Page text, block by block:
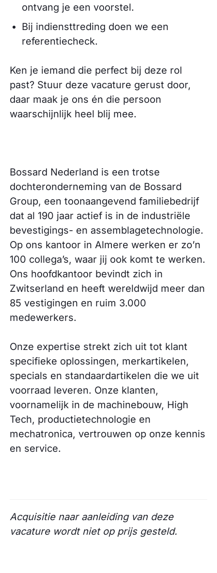
ontvang je een voorstel.
Bij indiensttreding doen we een
referentiecheck.
Ken je iemand die perfect bij deze rol
past? Stuur deze vacature gerust door,
daar maak je ons én die persoon
waarschijnlijk heel blij mee.
Bossard Nederland is een trotse
dochteronderneming van de Bossard
Group, een toonaangevend familiebedrijf
dat al 190 jaar actief is in de industriële
bevestigings- en assemblagetechnologie.
Op ons kantoor in Almere werken er zo’n
100 collega’s, waar jij ook komt te werken.
Ons hoofdkantoor bevindt zich in
Zwitserland en heeft wereldwijd meer dan
85 vestigingen en ruim 3.000
medewerkers.
Onze expertise strekt zich uit tot klant
specifieke oplossingen, merkartikelen,
specials en standaardartikelen die we uit
voorraad leveren. Onze klanten,
voornamelijk in de machinebouw, High
Tech, productietechnologie en
mechatronica, vertrouwen op onze kennis
en service.
Acquisitie naar aanleiding van deze
vacature wordt niet op prijs gesteld.